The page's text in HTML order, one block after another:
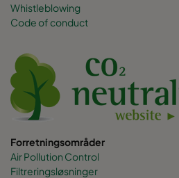
Whistleblowing
Code of conduct
Forretningsområder
Air Pollution Control
Filtreringsløsninger